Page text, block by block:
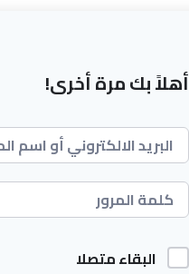
أهلاً بك مرة أخرى!
البقاء متصلا